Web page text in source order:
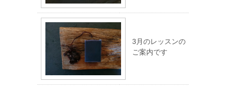
3月のレッスンの
ご案内です